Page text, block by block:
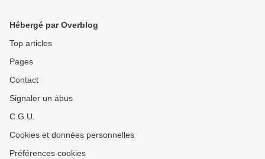
Hébergé par Overblog
Top articles
Pages
Contact
Signaler un abus
C.G.U.
Cookies et données personnelles
Préférences cookies